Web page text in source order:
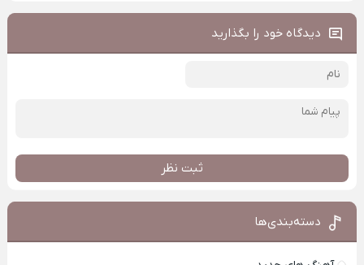
دیدگاه خود را بگذارید
ثبت نظر
دسته‌بندی‌ها